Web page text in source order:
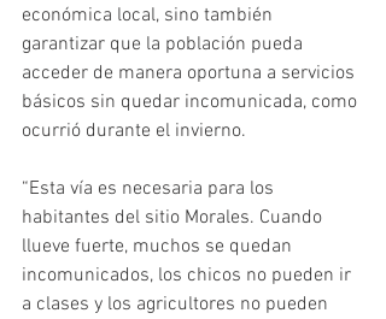
económica local, sino también
garantizar que la población pueda
acceder de manera oportuna a servicios
básicos sin quedar incomunicada, como
ocurrió durante el invierno.
“Esta vía es necesaria para los
habitantes del sitio Morales. Cuando
llueve fuerte, muchos se quedan
incomunicados, los chicos no pueden ir
a clases y los agricultores no pueden